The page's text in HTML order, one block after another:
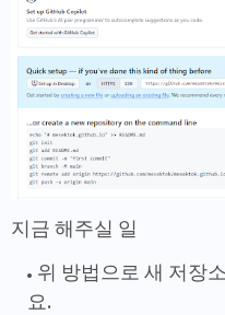
지금 해주실 일
위 방법으로 새 저장
요.